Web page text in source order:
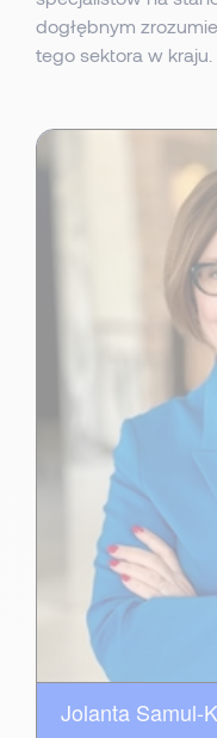
dogłębnym
tego sektora w kraju.
Jolanta Samul-